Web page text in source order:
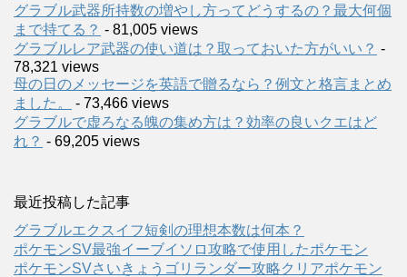
グラブル武器所持数の増やし方ってどうするの？最大何個
まで持てる？ - 81,005 views
グラブルレア武器の使い道は？取っておいた方がいい？ -
78,321 views
母の日のメッセージを英語で贈るなら？例文と格言まとめ
ました。
- 73,466 views
グラブルで虚ろなる魄の集め方は？効率の良いクエはど
れ？ - 69,205 views
最近投稿した記事
グラブルエクスイフ短剣の理想本数は何本？
ポケモンSV最強イーブイソロ攻略で使用したポケモン
ポケモンSVさいきょうゴリランダー攻略クリアポケモン